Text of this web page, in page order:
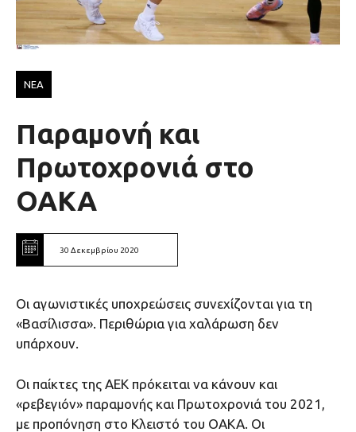
ΝΕΑ
Παραμονή και
Πρωτοχρονιά στο
ΟΑΚΑ
30 Δεκεμβρίου 2020
Οι αγωνιστικές υποχρεώσεις συνεχίζονται για τη
«Βασίλισσα». Περιθώρια για χαλάρωση δεν
υπάρχουν.
Οι παίκτες της ΑΕΚ πρόκειται να κάνουν και
«ρεβεγιόν» παραμονής και Πρωτοχρονιά του 2021,
με προπόνηση στο Κλειστό του ΟΑΚΑ. Οι